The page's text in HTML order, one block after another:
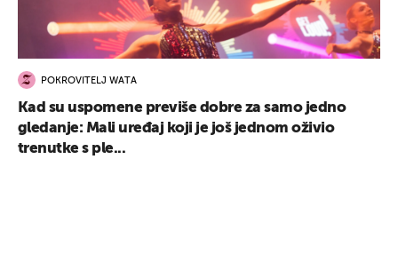
POKROVITELJ WATA
Kad su uspomene previše dobre za samo jedno
gledanje: Mali uređaj koji je još jednom oživio
trenutke s ple...